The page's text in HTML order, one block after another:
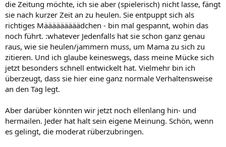
die Zeitung möchte, ich sie aber (spielerisch) nicht lasse, fängt
sie nach kurzer Zeit an zu heulen. Sie entpuppt sich als
richtiges Määääääääädchen - bin mal gespannt, wohin das
noch führt. :whatever Jedenfalls hat sie schon ganz genau
raus, wie sie heulen/jammern muss, um Mama zu sich zu
zitieren. Und ich glaube keineswegs, dass meine Mücke sich
jetzt besonders schnell entwickelt hat. Vielmehr bin ich
überzeugt, dass sie hier eine ganz normale Verhaltensweise
an den Tag legt.
Aber darüber könnten wir jetzt noch ellenlang hin- und
hermailen. Jeder hat halt sein eigene Meinung. Schön, wenn
es gelingt, die moderat rüberzubringen.